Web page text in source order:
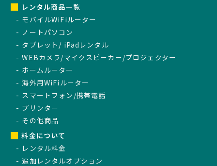
レンタル商品一覧
モバイルWiFiルーター
ノートパソコン
タブレット/ iPadレンタル
WEBカメラ/マイクスピーカー/プロジェクター
ホームルーター
海外用WiFiルーター
スマートフォン/携帯電話
プリンター
その他商品
料金について
レンタル料金
追加レンタルオプション